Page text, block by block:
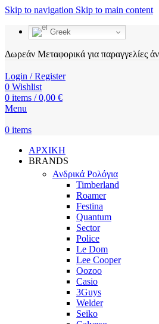
Skip to navigation Skip to main content
Greek
Δωρεάν Μεταφορικά για παραγγελίες
Login / Register
0 Wishlist
0 items / 0,00 €
Menu
0 items
ΑΡΧΙΚΗ
BRANDS
Ανδρικά Ρολόγια
Timberland
Roamer
Festina
Quantum
Sector
Police
Le Dom
Lee Cooper
Oozoo
Casio
3Guys
Welder
Seiko